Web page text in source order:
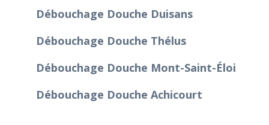
Débouchage Douche Duisans
Débouchage Douche Thélus
Débouchage Douche Mont-Saint-Éloi
Débouchage Douche Achicourt